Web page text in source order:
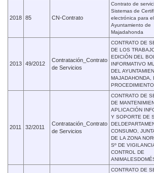
2018 85 CN-Contrato
Contrato de
Sistemas de
electrónica para el
Ayuntamiento de
Majadahonda
2013 49/2012
Contratación_Contrato
de Servicios
CONTRATO DE
DE LOS
EDICIÓN DEL
INFORMATIVO
DEL
MAJADAHONDA,
2011 32/2011
Contratación_Contrato
de Servicios
CONTRATO DE
DE
APLICACIÓN
Y SOPORTE DE
CONSUMO,
DE LA ZONA
Sº DE
CONTROL DE
CONTRATO DE